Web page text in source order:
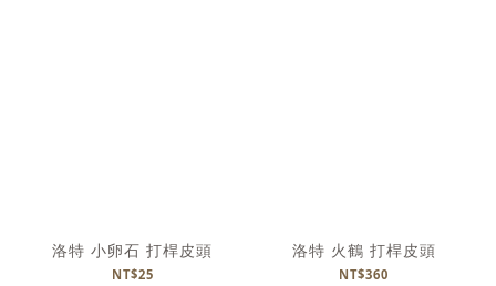
洛特 小卵石 打桿皮頭
NT$25
洛特 火鶴 打桿皮頭
NT$360